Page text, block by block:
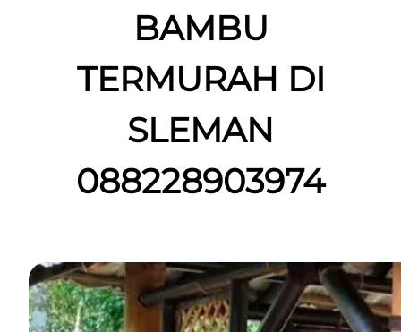
BAMBU
TERMURAH DI
SLEMAN
088228903974